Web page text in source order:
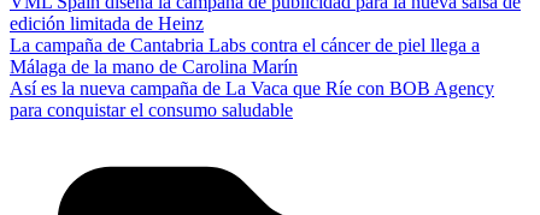
edición limitada de Heinz
La campaña de Cantabria Labs contra el cáncer de piel llega a
Málaga de la mano de Carolina Marín
Así es la nueva campaña de La Vaca que Ríe con BOB Agency
para conquistar el consumo saludable